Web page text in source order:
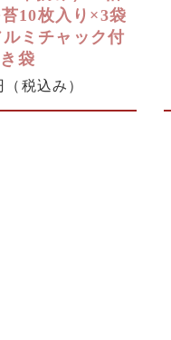
10枚入り×3袋
ミチャック付
き袋
（税込み）